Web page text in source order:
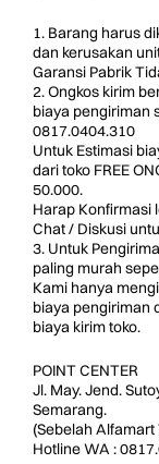
1. Barang harus
dan kerusakan
Garansi Pabrik
2. Ongkos kirim
biaya pengiriman
0817.0404.310
Untuk Estimasi
dari toko FREE
50.000.
Harap Konfirmasi
Chat / Diskusi
3. Untuk
paling murah
Kami hanya
biaya pengiriman
biaya kirim toko.
POINT CENTER
Jl. May. Jend.
Semarang.
(Sebelah
Hotline WA :